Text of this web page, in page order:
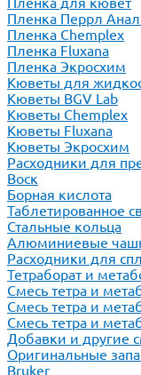
Пленка Перрл
Пленка Chemplex
Пленка Fluxana
Пленка Экросхим
Кюветы для
Кюветы BGV Lab
Кюветы Chemplex
Кюветы Fluxana
Кюветы Экросхим
Расходники для
Воск
Борная кислота
Таблетированное
Стальные кольца
Алюминиевые
Расходники для
Тетраборат и
Смесь тетра и
Смесь тетра и
Смесь тетра и
Добавки и другие
Оригинальные
Bruker